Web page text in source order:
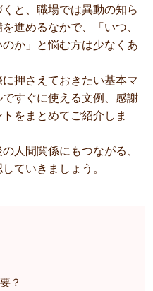
と、職場では異動の知ら
進めるなかで、「いつ、
か」と悩む方は少なくあ
押さえておきたい基本マ
すぐに使える文例、感謝
をまとめてご紹介しま
人間関係にもつながる、
ていきましょう。
？